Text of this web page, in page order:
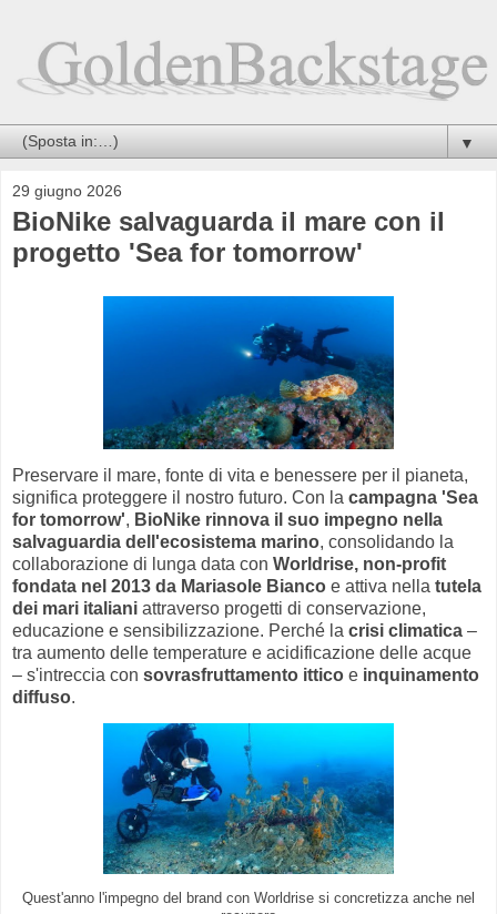
▼
29 giugno 2026
BioNike salvaguarda il mare con il
progetto 'Sea for tomorrow'
Preservare il mare, fonte di vita e benessere per il pianeta,
significa proteggere il nostro futuro. Con la campagna 'Sea
for tomorrow', BioNike rinnova il suo impegno nella
salvaguardia dell'ecosistema marino, consolidando la
collaborazione di lunga data con Worldrise, non-profit
fondata nel 2013 da Mariasole Bianco e attiva nella tutela
dei mari italiani attraverso progetti di conservazione,
educazione e sensibilizzazione. Perché la crisi climatica –
tra aumento delle temperature e acidificazione delle acque
– s'intreccia con sovrasfruttamento ittico e inquinamento
diffuso.
Quest'anno l'impegno del brand con Worldrise si concretizza anche nel